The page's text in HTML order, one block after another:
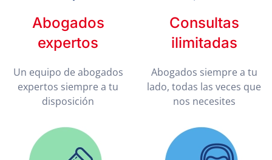
Abogados
expertos
Un equipo de abogados
expertos siempre a tu
disposición
Consultas
ilimitadas
Abogados siempre a tu
lado, todas las veces que
nos necesites